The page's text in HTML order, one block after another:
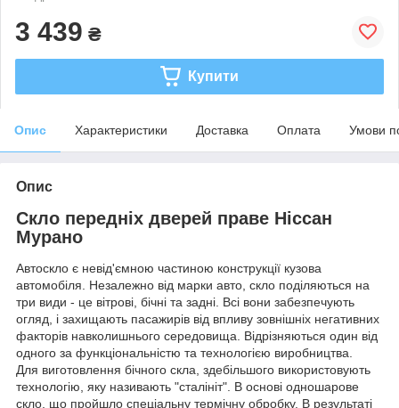
3 439 ₴
Купити
Опис Характеристики Доставка Оплата Умови
Опис
Скло передніх дверей праве Ніссан
Мурано
Автоскло є невід'ємною частиною конструкції кузова
автомобіля. Незалежно від марки авто, скло поділяються на
три види - це вітрові, бічні та задні. Всі вони забезпечують
огляд, і захищають пасажирів від впливу зовнішніх негативних
факторів навколишнього середовища. Відрізняються один від
одного за функціональністю та технологією виробництва.
Для виготовлення бічного скла, здебільшого використовують
технологію, яку називають "сталініт". В основі одношарове
скло, що пройшло спеціальну термічну обробку. В результаті